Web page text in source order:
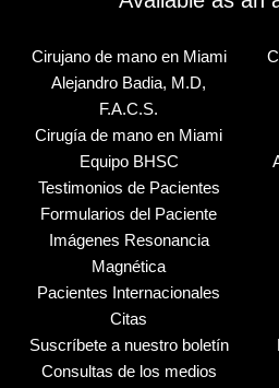
Cirujano de mano en Miami
Alejandro Badia, M.D,
F.A.C.S.
Cirugía de mano en Miami
Equipo BHSC
Testimonios de Pacientes
Formularios del Paciente
Imágenes Resonancia
Magnética
Pacientes Internacionales
Citas
Suscríbete a nuestro boletín
Consultas de los medios